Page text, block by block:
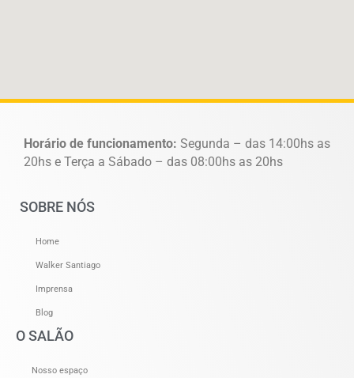
Horário de funcionamento: Segunda – das 14:00hs as
20hs e Terça a Sábado – das 08:00hs as 20hs
SOBRE NÓS
Home
Walker Santiago
Imprensa
Blog
O SALÃO
Nosso espaço